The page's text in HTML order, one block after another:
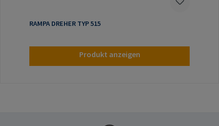
RAMPA DREHER TYP 515
Produkt anzeigen